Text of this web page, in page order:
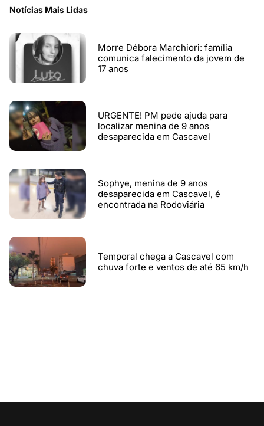
Notícias Mais Lidas
Morre Débora Marchiori: família
comunica falecimento da jovem de
17 anos
URGENTE! PM pede ajuda para
localizar menina de 9 anos
desaparecida em Cascavel
Sophye, menina de 9 anos
desaparecida em Cascavel, é
encontrada na Rodoviária
Temporal chega a Cascavel com
chuva forte e ventos de até 65 km/h